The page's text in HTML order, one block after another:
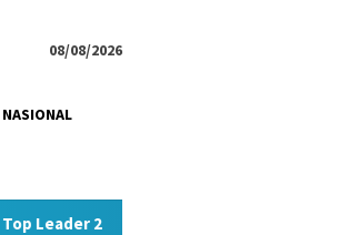
08/08/2026
NASIONAL
Dukung UMKM Hemat Biaya